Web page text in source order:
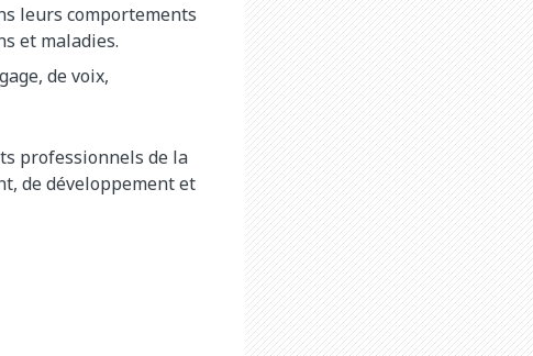
leurs comportements
et maladies.
de voix,
professionnels de la
de développement et